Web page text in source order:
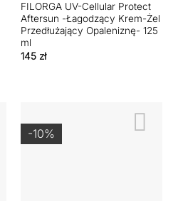
FILORGA UV-Cellular Protect
Aftersun -Łagodzący Krem-Żel
Przedłużający Opaleniznę- 125
ml
145 zł
-10%